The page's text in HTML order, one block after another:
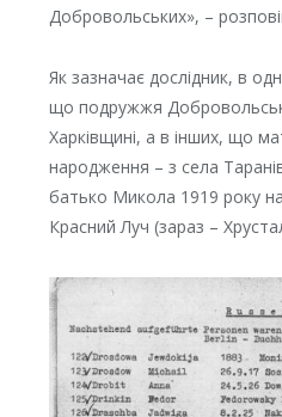
Добровольських», –
Як зазначає дослідник, в
що подружжя
Харківщині, а в інших, що
народження – з села
батько Микола 1919 року
Красний Луч (зараз –